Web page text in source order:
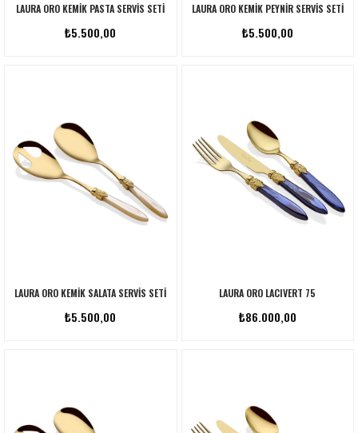
LAURA ORO KEMIK PASTA SERVIS SETI
₺5.500,00
LAURA ORO KEMIK PEYNIR SERVIS SETI
₺5.500,00
LAURA ORO KEMIK SALATA SERVIS SETI
₺5.500,00
LAURA ORO LACIVERT 75
₺86.000,00